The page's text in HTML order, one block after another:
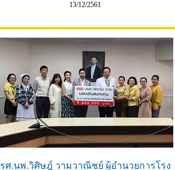
13/12/2561
รศ.นพ.วิศิษฎ์ วามวาณิชย์ ผู้อำนวยการโรง